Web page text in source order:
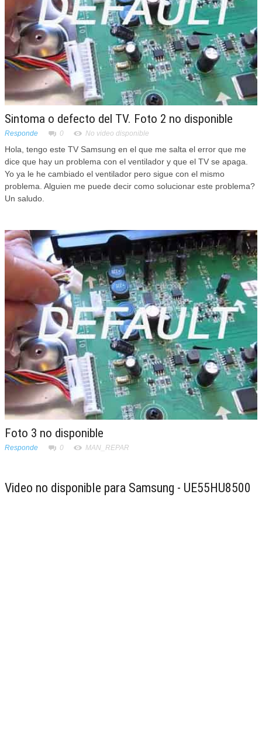
Sintoma o defecto del TV. Foto 2 no disponible
Responde 0 No video disponible
Hola, tengo este TV Samsung en el que me salta el error que me
dice que hay un problema con el ventilador y que el TV se apaga.
Yo ya le he cambiado el ventilador pero sigue con el mismo
problema. Alguien me puede decir como solucionar este problema?
Un saludo.
Foto 3 no disponible
Responde 0 MAN_REPAR
Video no disponible para Samsung - UE55HU8500